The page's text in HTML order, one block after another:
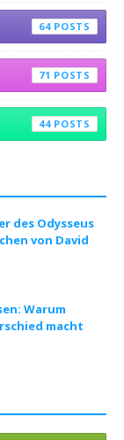
64
71
44
des Odysseus
von David
Warum
macht